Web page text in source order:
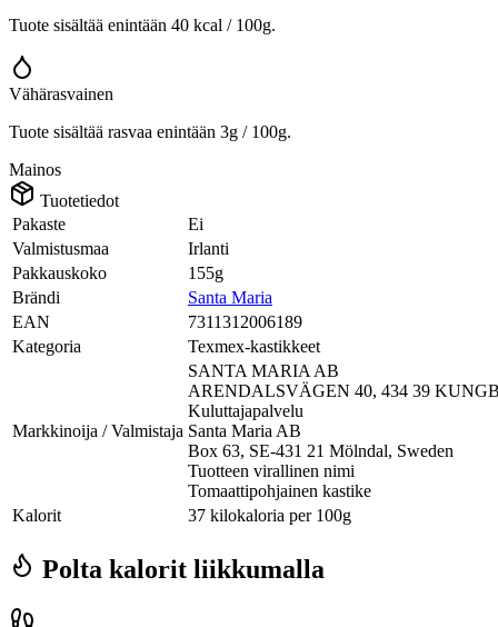
Tuote sisältää enintään 40 kcal / 100g.
Vähärasvainen
Tuote sisältää rasvaa enintään 3g / 100g.
Mainos
Tuotetiedot
Pakaste
Ei
Valmistusmaa
Irlanti
Pakkauskoko
155g
Brändi
Santa Maria
EAN
7311312006189
Kategoria
Texmex-kastikkeet
Markkinoija / Valmistaja
SANTA MARIA AB
ARENDALSVÄGEN 40, 434 39
Kuluttajapalvelu
Santa Maria AB
Box 63, SE-431 21 Mölndal, Sweden
Tuotteen virallinen nimi
Tomaattipohjainen kastike
Kalorit
37 kilokaloria per 100g
Polta kalorit liikkumalla